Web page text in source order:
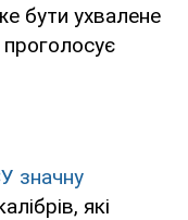
бути ухвалене
проголосує
значну
які